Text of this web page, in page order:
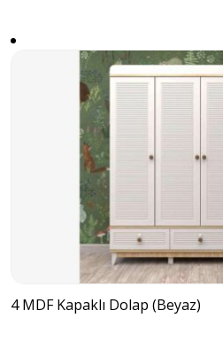
4 MDF Kapaklı Dolap (Beyaz)